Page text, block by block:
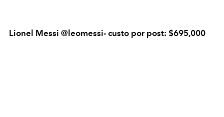
Lionel Messi @leomessi- custo por post: $695,000